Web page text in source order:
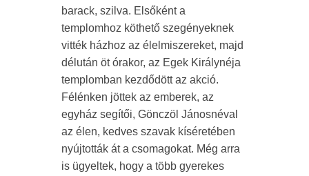
barack, szilva. Elsőként a
templomhoz köthető szegényeknek
vitték házhoz az élelmiszereket, majd
délután öt órakor, az Egek Királynéja
templomban kezdődött az akció.
Félénken jöttek az emberek, az
egyház segítői, Gönczöl Jánosnéval
az élen, kedves szavak kíséretében
nyújtották át a csomagokat. Még arra
is ügyeltek, hogy a több gyerekes